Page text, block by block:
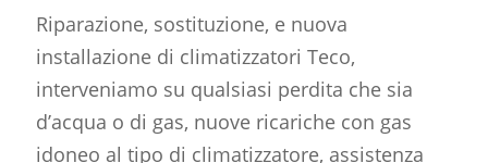
Riparazione, sostituzione, e nuova
installazione di climatizzatori Teco,
interveniamo su qualsiasi perdita che sia
d’acqua o di gas, nuove ricariche con gas
idoneo al tipo di climatizzatore, assistenza